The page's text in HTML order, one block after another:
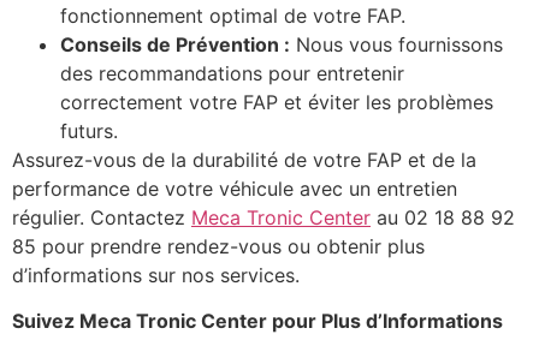
fonctionnement optimal de votre FAP.
Conseils de Prévention : Nous vous fournissons
des recommandations pour entretenir
correctement votre FAP et éviter les problèmes
futurs.
Assurez-vous de la durabilité de votre FAP et de la
performance de votre véhicule avec un entretien
régulier. Contactez Meca Tronic Center au 02 18 88 92
85 pour prendre rendez-vous ou obtenir plus
d’informations sur nos services.
Suivez Meca Tronic Center pour Plus d’Informations